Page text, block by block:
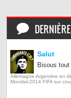
Salut
Bisous
Allemagne-Argentine en
Mondial-2014 FIFA sur